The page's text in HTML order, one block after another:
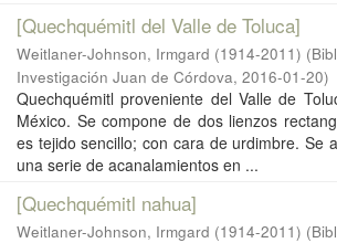
[Quechquémitl del Valle de Toluca]
Weitlaner-Johnson, Irmgard (1914-2011) (
Investigación Juan de Córdova, 2016-01-20)
Quechquémitl proveniente del Valle de
México. Se compone de dos lienzos
es tejido sencillo; con cara de urdimbre. Se
una serie de acanalamientos en ...
[Quechquémitl nahua]
Weitlaner-Johnson, Irmgard (1914-2011) (